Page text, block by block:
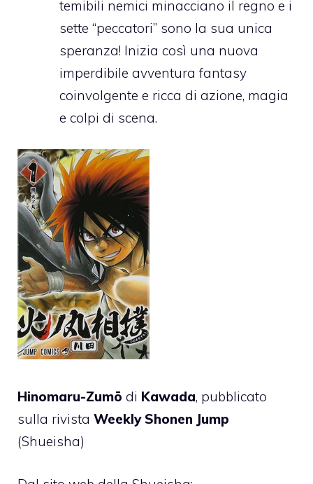
temibili nemici minacciano il regno e i
sette “peccatori” sono la sua unica
speranza! Inizia così una nuova
imperdibile avventura fantasy
coinvolgente e ricca di azione, magia
e colpi di scena.
Hinomaru-Zumō di Kawada, pubblicato
sulla rivista Weekly Shonen Jump
(Shueisha)